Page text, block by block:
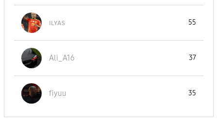
ɪʟʏᴀs 55
Ali_A16 37
fiyuu 35